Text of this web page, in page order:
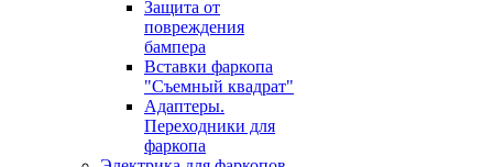
Защита от
повреждения
бампера
Вставки фаркопа
"Съемный квадрат"
Адаптеры.
Переходники для
фаркопа